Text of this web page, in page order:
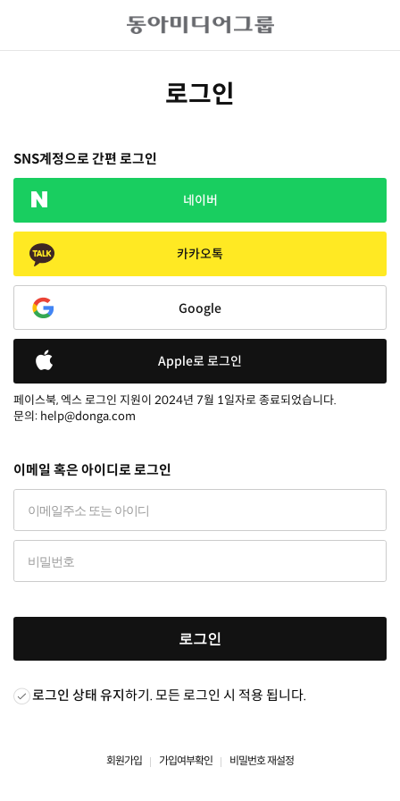
로그인
SNS계정으로 간편 로그인
네이버
카카오톡
Google
Apple로 로그인
페이스북, 엑스 로그인 지원이 2024년 7월 1일자로 종료되었습니다.
문의: help@donga.com
이메일 혹은 아이디로 로그인
로그인
로그인 상태 유지하기. 모든 로그인 시 적용 됩니다.
회원가입 가입여부확인 비밀번호 재설정